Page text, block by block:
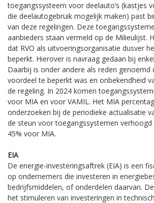
toegangssysteem voor deelauto’s (kastjes
die deelautogebruik mogelijk maken) past
van deze regelingen. Deze
aanbieders staan vermeld op de Milieulijst.
dat RVO als uitvoeringsorganisatie dusver
beperkt. Hierover is navraag gedaan bij
Daarbij is onder andere als reden genoemd
voordeel te beperkt was en onbekendheid
de regeling. In 2024 komen
voor MIA en voor VAMIL. Het MIA
onderzoeken bij de periodieke actualisatie
de steun voor toegangssystemen
45% voor MIA.
EIA
De energie-investeringsaftrek (EIA) is een
op ondernemers die investeren in
bedrijfsmiddelen, of onderdelen daarvan.
het stimuleren van investeringen in